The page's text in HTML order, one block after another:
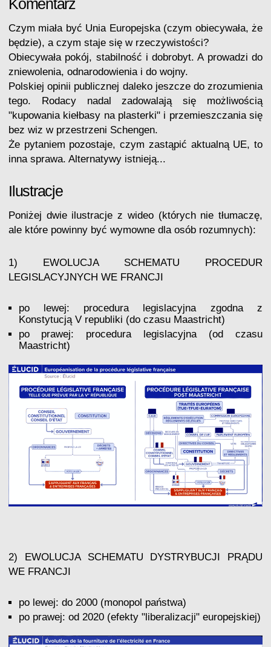
Komentarz
Czym miała być Unia Europejska (czym obiecywała, że
będzie), a czym staje się w rzeczywistości?
Obiecywała pokój, stabilność i dobrobyt. A prowadzi do
zniewolenia, odnarodowienia i do wojny.
Polskiej opinii publicznej daleko jeszcze do zrozumienia
tego. Rodacy nadal zadowalają się możliwością
"kupowania kiełbasy na plasterki" i przemieszczania się
bez wiz w przestrzeni Schengen.
Że pytaniem pozostaje, czym zastąpić aktualną UE, to
inna sprawa. Alternatywy istnieją...
Ilustracje
Poniżej dwie ilustracje z wideo (których nie tłumaczę,
ale które powinny być wymowne dla osób rozumnych):
1) EWOLUCJA SCHEMATU PROCEDUR
LEGISLACYJNYCH WE FRANCJI
po lewej: procedura legislacyjna zgodna z
Konstytucją V republiki (do czasu Maastricht)
po prawej: procedura legislacyjna (od czasu
Maastricht)
2) EWOLUCJA SCHEMATU DYSTRYBUCJI PRĄDU
WE FRANCJI
po lewej: do 2000 (monopol państwa)
po prawej: od 2020 (efekty "liberalizacji" europejskiej)